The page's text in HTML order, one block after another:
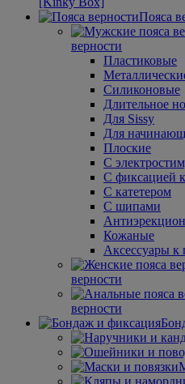
Пояса
верности
Пластиковые
Силиконовые
Длительное
Для Sissy
Для
Плоские
С
С фиксацией
С катетером
С шипами
Кожаные
Аксессуары к
верности
верности